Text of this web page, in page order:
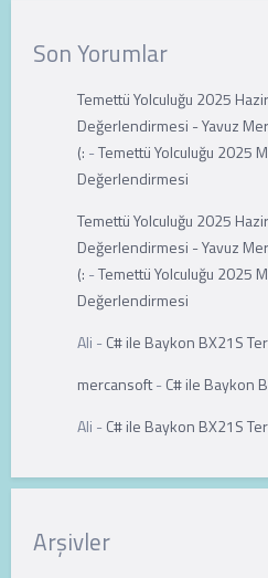
Son Yorumlar
Temettü Yolculuğu 2025
Değerlendirmesi - Yavuz
(: -Temettü Yolculuğu 2025
Değerlendirmesi
Temettü Yolculuğu 2025
Değerlendirmesi - Yavuz
(: -Temettü Yolculuğu 2025
Değerlendirmesi
Ali - C# ile Baykon BX21S
mercansoft- C# ile Baykon
Ali - C# ile Baykon BX21S
Arşivler